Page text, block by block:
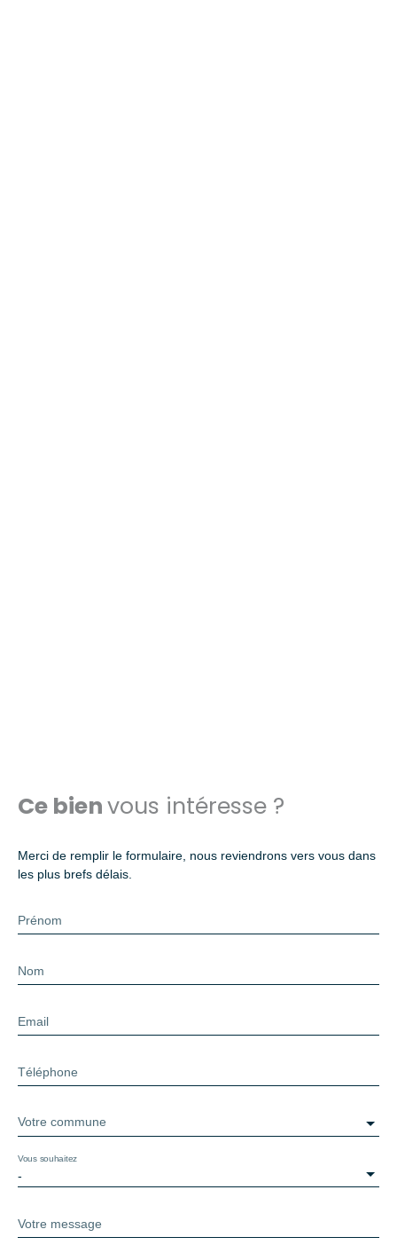
Ce bienvous intéresse ?
Merci de remplir le formulaire, nous reviendrons vers vous dans
les plus brefs délais.
Prénom
Nom
Email
Téléphone
Votre commune
-
Vous souhaitez
Votre message